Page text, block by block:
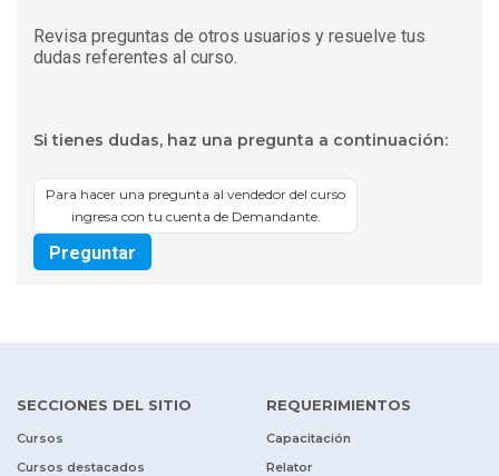
Revisa preguntas de otros usuarios y resuelve tus
dudas referentes al curso.
Si tienes dudas, haz una pregunta a continuación:
Para hacer una pregunta al vendedor del curso
ingresa con tu cuenta de Demandante.
Preguntar
SECCIONES DEL SITIO
Cursos
Cursos destacados
REQUERIMIENTOS
Capacitación
Relator